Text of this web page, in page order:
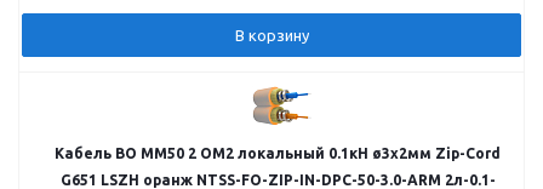
В корзину
Кабель ВО MM50 2 OM2 локальный 0.1кН ø3х2мм Zip-Cord
G651 LSZH оранж NTSS-FO-ZIP-IN-DPC-50-3.0-ARM 2л-0.1-